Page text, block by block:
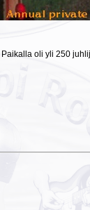
oli yli 250